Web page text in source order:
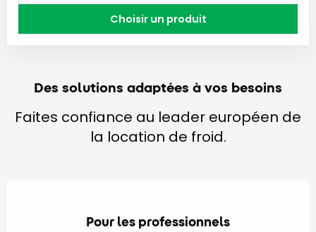
Choisir un produit
Des solutions adaptées à vos besoins
Faites confiance au leader européen de
la location de froid.
Pour les professionnels